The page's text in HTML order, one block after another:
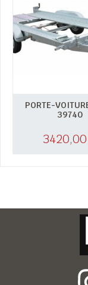
PORTE-
39740
3420,00